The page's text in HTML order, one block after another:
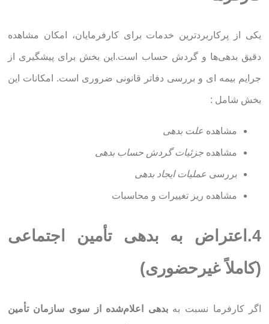
یکی از پرکاربردترین خدمات برای کارفرمایان، امکان مشاهده
دقیق بدهی‌ها و گردش حساب است.این بخش برای پیشگیری از
جرایم بیمه ای و بررسی دفاتر قانونی ضروری است. امکانات این
بخش شامل :
مشاهده علت بدهی
مشاهده جزئیات گردش حساب بدهی
بررسی عملیات ایجاد بدهی
مشاهده ریز تغییرات و محاسبات
4.اعتراض به بدهی تأمین اجتماعی
(کاملاً غیرحضوری)
اگر کارفرما نسبت بهبدهی اعلام‌شده از سوی سازمان تأمین